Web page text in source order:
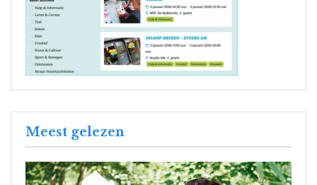
Meest gelezen